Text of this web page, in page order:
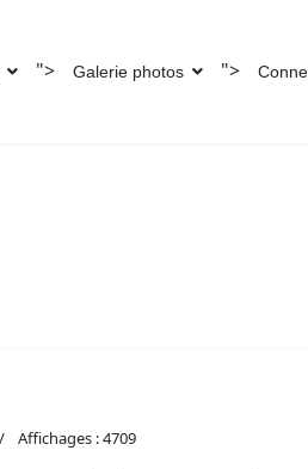
"> Galerie photos ">
Affichages : 4709